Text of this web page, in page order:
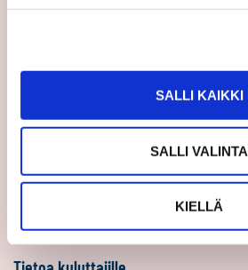
SALLI KAIKKI
SALLI VALINTA
KIELLÄ
Uratarinat
Välittäjäksi
Yhteistyöyrittäjäksi